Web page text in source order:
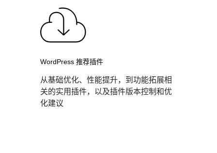
WordPress 推荐插件
从基础优化、性能提升，到功能拓展相
关的实用插件，以及插件版本控制和优
化建议